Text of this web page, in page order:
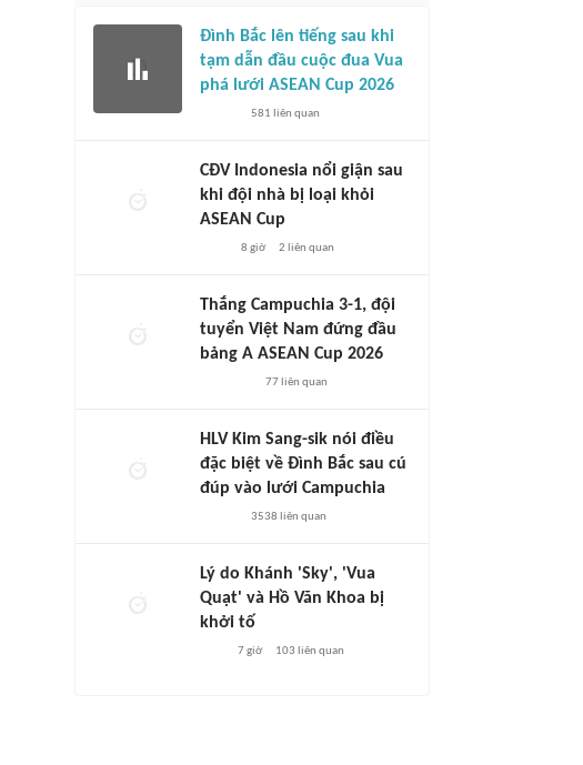
Đình Bắc lên tiếng sau khi
tạm dẫn đầu cuộc đua Vua
phá lưới ASEAN Cup 2026
581 liên quan
CĐV Indonesia nổi giận sau
khi đội nhà bị loại khỏi
ASEAN Cup
8 giờ 2 liên quan
Thắng Campuchia 3-1, đội
tuyển Việt Nam đứng đầu
bảng A ASEAN Cup 2026
77liên quan
HLV Kim Sang-sik nói điều
đặc biệt về Đình Bắc sau cú
đúp vào lưới Campuchia
3538 liên quan
Lý do Khánh 'Sky', 'Vua
Quạt' và Hồ Văn Khoa bị
khởi tố
7 giờ 103 liên quan